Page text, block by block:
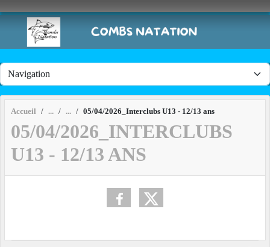
Accueil 05/04/2026_Interclubs U13 - 12/13 ans
05/04/2026_INTERCLUBS
U13 - 12/13 ANS